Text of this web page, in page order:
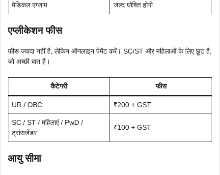
मेडिकल एग्जाम जल्द घोषित होगी
एप्लीकेशन फीस
फीस ज्यादा नहीं है, लेकिन ऑनलाइन पेमेंट करें। SC/ST और महिलाओं के लिए छूट है,
जो अच्छी बात है।
कैटेगरी फीस
UR / OBC ₹200 + GST
SC / ST / महिलाएं / PwD /
ट्रांसजेंडर
₹100 + GST
आयु सीमा